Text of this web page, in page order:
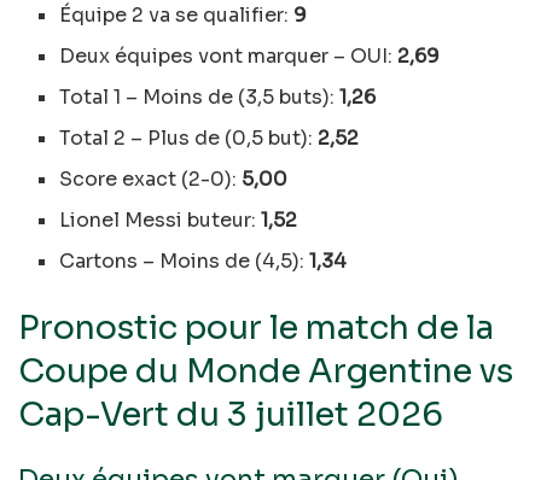
Équipe 2 va se qualifier: 9
Deux équipes vont marquer – OUI: 2,69
Total 1 – Moins de (3,5 buts):1,26
Total 2 – Plus de (0,5 but): 2,52
Score exact (2-0): 5,00
Lionel Messi buteur:1,52
Cartons – Moins de (4,5):1,34
Pronostic pour le match de la
Coupe du Monde Argentine vs
Cap-Vert du 3 juillet 2026